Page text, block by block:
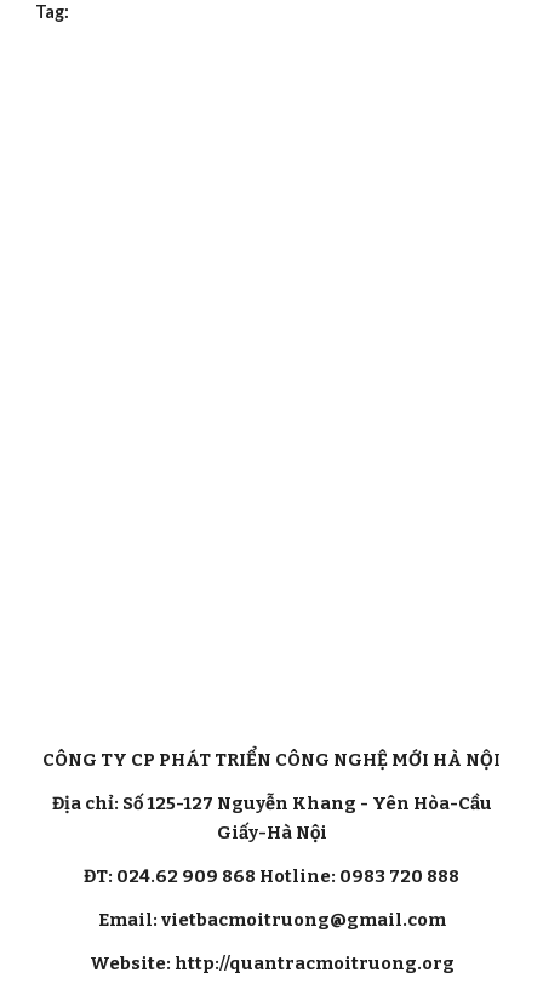
Tag:
CÔNG TY CP PHÁT TRIỂN CÔNG NGHỆ MỚI HÀ NỘI
Địa chỉ: Số 125-127 Nguyễn Khang - Yên Hòa-Cầu
Giấy-Hà Nội
ĐT: 024.62 909 868 Hotline: 0983 720 888
Email: vietbacmoitruong@gmail.com
Website: http://quantracmoitruong.org